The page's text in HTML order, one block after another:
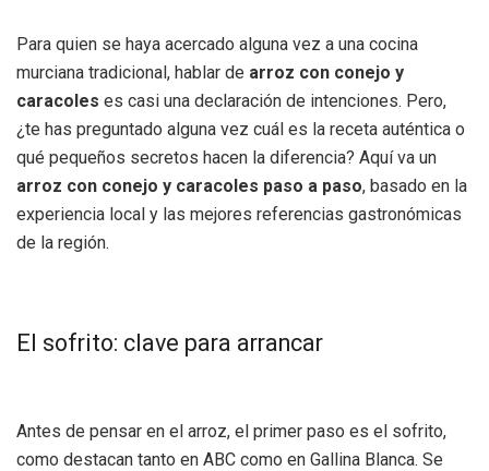
Para quien se haya acercado alguna vez a una cocina
murciana tradicional, hablar de arroz con conejo y
caracoles es casi una declaración de intenciones. Pero,
¿te has preguntado alguna vez cuál es la receta auténtica o
qué pequeños secretos hacen la diferencia? Aquí va un
arroz con conejo y caracoles paso a paso, basado en la
experiencia local y las mejores referencias gastronómicas
de la región.
El sofrito: clave para arrancar
Antes de pensar en el arroz, el primer paso es el sofrito,
como destacan tanto en ABC como en Gallina Blanca. Se